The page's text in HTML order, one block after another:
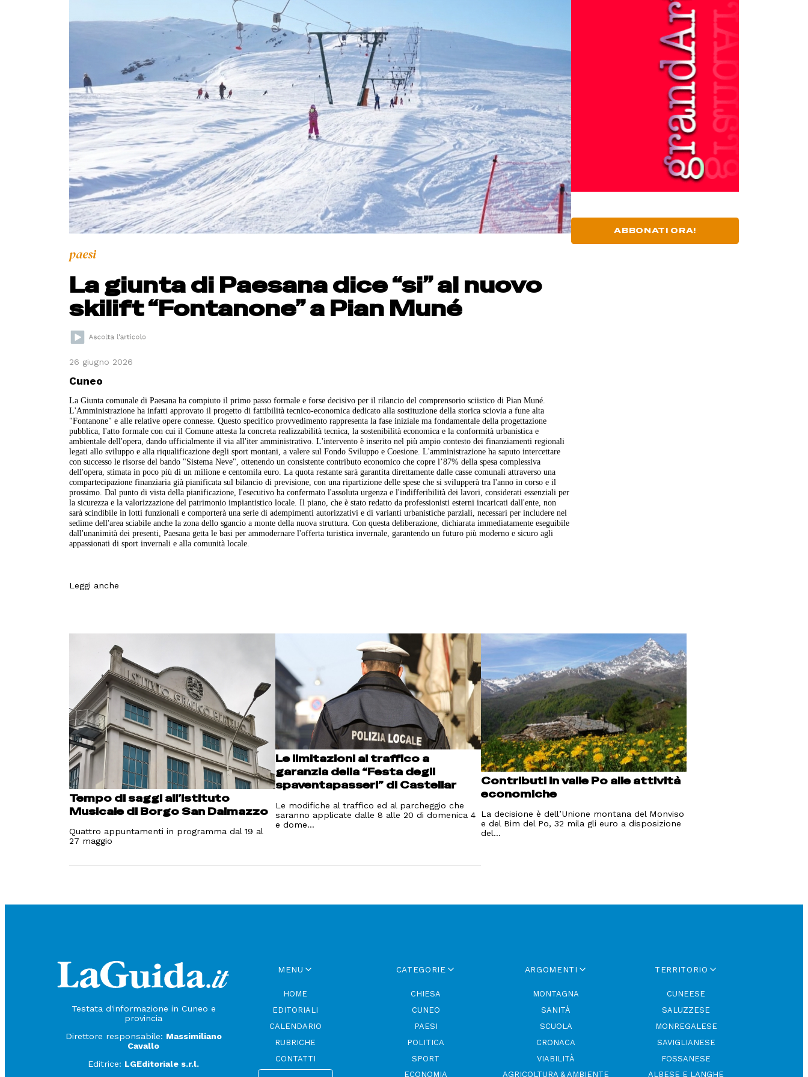
paesi
La giunta di Paesana dice “si” al nuovo
skilift “Fontanone” a Pian Muné
26 giugno 2026
Cuneo
La Giunta comunale di Paesana ha compiuto il primo passo formale e forse decisivo per il rilancio del comprensorio sciistico di Pian Muné.
L'Amministrazione ha infatti approvato il progetto di fattibilità tecnico-economica dedicato alla sostituzione della storica sciovia a fune alta
"Fontanone" e alle relative opere connesse. Questo specifico provvedimento rappresenta la fase iniziale ma fondamentale della progettazione
pubblica, l'atto formale con cui il Comune attesta la concreta realizzabilità tecnica, la sostenibilità economica e la conformità urbanistica e
ambientale dell'opera, dando ufficialmente il via all'iter amministrativo. L'intervento è inserito nel più ampio contesto dei finanziamenti regionali
legati allo sviluppo e alla riqualificazione degli sport montani, a valere sul Fondo Sviluppo e Coesione. L'amministrazione ha saputo intercettare
con successo le risorse del bando "Sistema Neve", ottenendo un consistente contributo economico che copre l’87% della spesa complessiva
dell'opera, stimata in poco più di un milione e centomila euro. La quota restante sarà garantita direttamente dalle casse comunali attraverso una
compartecipazione finanziaria già pianificata sul bilancio di previsione, con una ripartizione delle spese che si svilupperà tra l'anno in corso e il
prossimo. Dal punto di vista della pianificazione, l'esecutivo ha confermato l'assoluta urgenza e l'indifferibilità dei lavori, considerati essenziali per
la sicurezza e la valorizzazione del patrimonio impiantistico locale. Il piano, che è stato redatto da professionisti esterni incaricati dall'ente, non
sarà scindibile in lotti funzionali e comporterà una serie di adempimenti autorizzativi e di varianti urbanistiche parziali, necessari per includere nel
sedime dell'area sciabile anche la zona dello sgancio a monte della nuova struttura. Con questa deliberazione, dichiarata immediatamente eseguibile
dall'unanimità dei presenti, Paesana getta le basi per ammodernare l'offerta turistica invernale, garantendo un futuro più moderno e sicuro agli
appassionati di sport invernali e alla comunità locale.
ABBONATI ORA!
Leggi anche
Tempo di saggi all’Istituto
Musicale di Borgo San Dalmazzo
Quattro appuntamenti in programma dal 19 al
27 maggio
Le limitazioni al traffico a
garanzia della “Festa degli
spaventapasseri” di Castellar
Le modifiche al traffico ed al parcheggio che
saranno applicate dalle 8 alle 20 di domenica 4
e dome...
Contributi in valle Po alle attività
economiche
La decisione è dell’Unione montana del Monviso
e del Bim del Po, 32 mila gli euro a disposizione
del...
Testata d'informazione in Cuneo e
provincia
Direttore responsabile: Massimiliano
Cavallo
Editrice: LGEditoriale s.r.l.
MENU
HOME
EDITORIALI
CALENDARIO
RUBRICHE
CONTATTI
CATEGORIE
CHIESA
CUNEO
PAESI
POLITICA
SPORT
ECONOMIA
ARGOMENTI
MONTAGNA
SANITÀ
SCUOLA
CRONACA
VIABILITÀ
AGRICOLTURA & AMBIENTE
TERRITORIO
CUNEESE
SALUZZESE
MONREGALESE
SAVIGLIANESE
FOSSANESE
ALBESE E LANGHE